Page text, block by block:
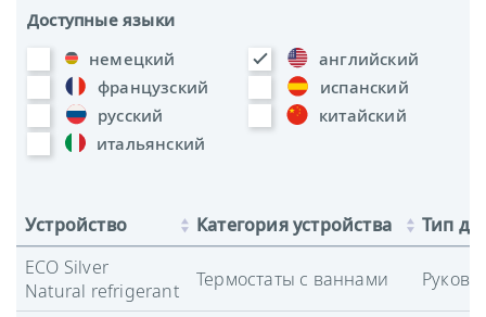
Доступные языки
немецкий
английский
французский
испанский
русский
китайский
итальянский
Устройство Категория устройства
Тип
ECO Silver
Natural refrigerant
Термостаты с ваннами